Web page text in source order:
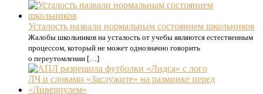
Усталость назвали нормальным состоянием школьников
Жалобы школьников на усталость от учебы являются естественным
процессом, который не может однозначно говорить
о переутомлении […]